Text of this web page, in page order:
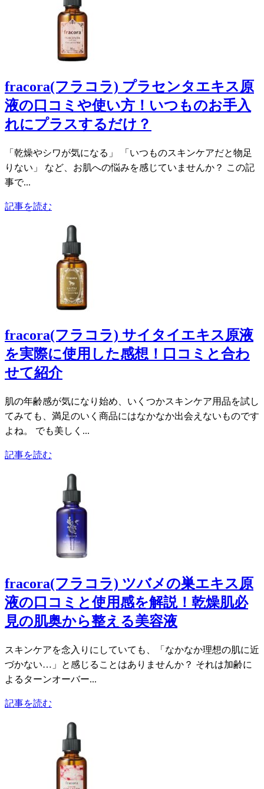
fracora(フラコラ) プラセンタエキス原
液の口コミや使い方！いつものお手入
れにプラスするだけ？
「乾燥やシワが気になる」 「いつものスキンケアだと物足
りない」 など、お肌への悩みを感じていませんか？ この記
事で...
記事を読む
fracora(フラコラ) サイタイエキス原液
を実際に使用した感想！口コミと合わ
せて紹介
肌の年齢感が気になり始め、いくつかスキンケア用品を試し
てみても、満足のいく商品にはなかなか出会えないものです
よね。 でも美しく...
記事を読む
fracora(フラコラ) ツバメの巣エキス原
液の口コミと使用感を解説！乾燥肌必
見の肌奥から整える美容液
スキンケアを念入りにしていても、「なかなか理想の肌に近
づかない…」と感じることはありませんか？ それは加齢に
よるターンオーバー...
記事を読む